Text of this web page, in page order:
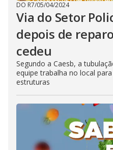
DO R7/05/04/2024
Via do Setor
depois de
cedeu
Segundo a Caesb, a
equipe trabalha no local
estruturas